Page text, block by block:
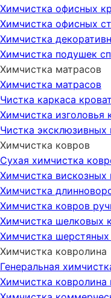
Химчистка офисных
Химчистка офисных
Химчистка
Химчистка подушек
Химчистка матрасов
Химчистка матрасов
Чистка каркаса
Химчистка изголовья
Чистка эксклюзивных
Химчистка ковров
Сухая химчистка
Химчистка вискозных
Химчистка
Химчистка ковров
Химчистка шелковых
Химчистка
Химчистка ковролина
Генеральная
Химчистка ковролина